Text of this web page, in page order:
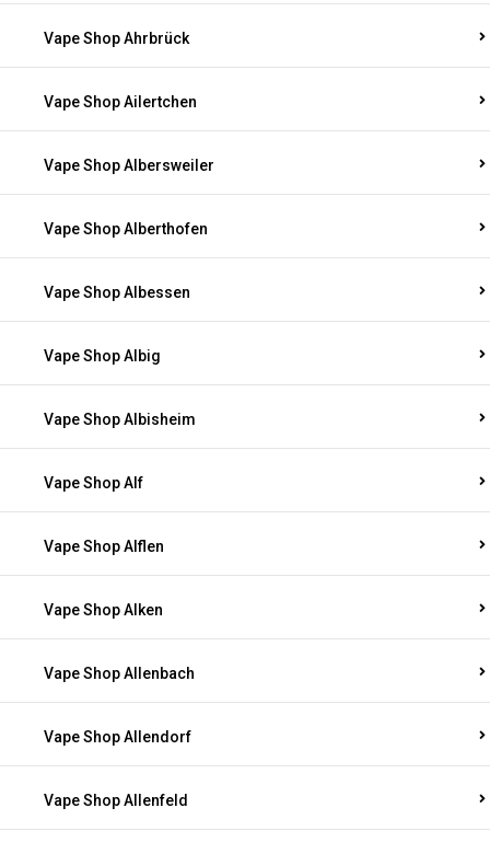
Vape Shop Ahrbrück
Vape Shop Ailertchen
Vape Shop Albersweiler
Vape Shop Alberthofen
Vape Shop Albessen
Vape Shop Albig
Vape Shop Albisheim
Vape Shop Alf
Vape Shop Alflen
Vape Shop Alken
Vape Shop Allenbach
Vape Shop Allendorf
Vape Shop Allenfeld